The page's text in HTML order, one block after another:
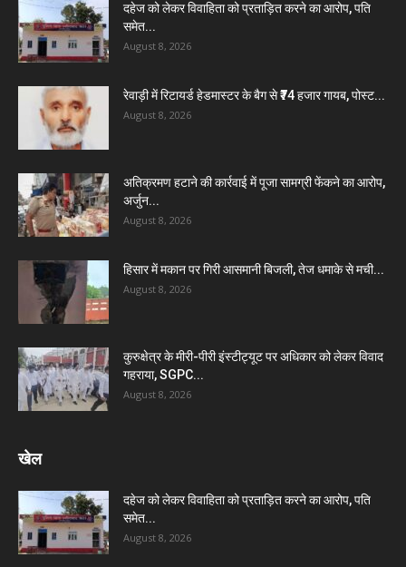
दहेज को लेकर विवाहिता को प्रताड़ित करने का आरोप, पति
समेत...
August 8, 2026
रेवाड़ी में रिटायर्ड हेडमास्टर के बैग से ₹74 हजार गायब, पोस्ट...
August 8, 2026
अतिक्रमण हटाने की कार्रवाई में पूजा सामग्री फेंकने का आरोप,
अर्जुन...
August 8, 2026
हिसार में मकान पर गिरी आसमानी बिजली, तेज धमाके से मची...
August 8, 2026
कुरुक्षेत्र के मीरी-पीरी इंस्टीट्यूट पर अधिकार को लेकर विवाद
गहराया, SGPC...
August 8, 2026
खेल
दहेज को लेकर विवाहिता को प्रताड़ित करने का आरोप, पति
समेत...
August 8, 2026